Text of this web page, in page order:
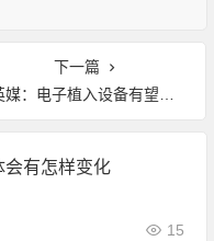
下一篇
：电子植入设备有望取代化学药物
会有怎样变化
15